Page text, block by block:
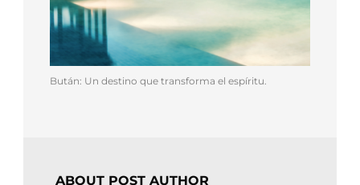
Bután: Un destino que transforma el espíritu.
ABOUT POST AUTHOR